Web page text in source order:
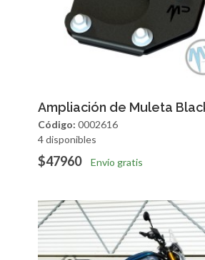
Agregar Vista
Ampliación de Muleta
Código: 0002616
4 disponibles
$47960 Envío gratis